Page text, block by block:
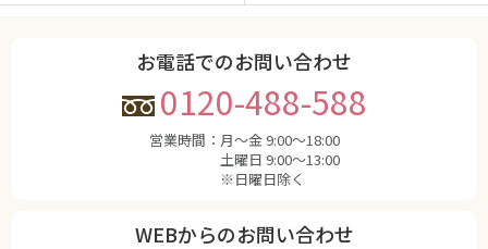
お電話でのお問い合わせ
0120-488-588
営業時間： 月〜金 9:00〜18:00
土曜日 9:00〜13:00
※日曜日除く
WEBからのお問い合わせ